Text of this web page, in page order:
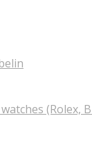
(Rolex,